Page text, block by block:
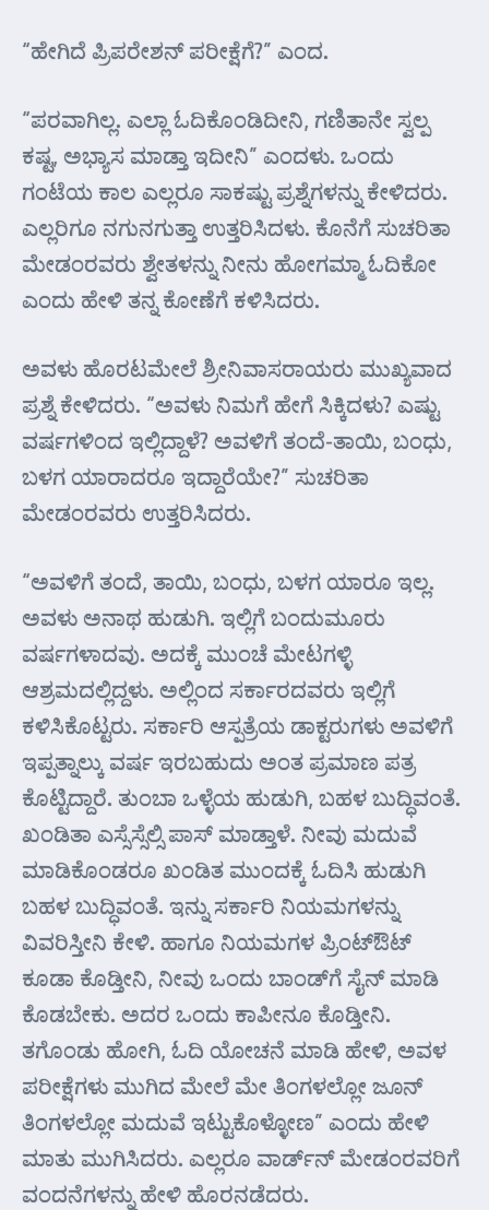
“ಹೇಗಿದೆ ಪ್ರಿಪರೇಶನ್ ಪರೀಕ್ಷೆಗೆ?” ಎಂದ.
“ಪರವಾಗಿಲ್ಲ. ಎಲ್ಲಾ ಓದಿಕೊಂಡಿದೀನಿ, ಗಣಿತಾನೇ ಸ್ವಲ್ಪ
ಕಷ್ಟ, ಅಭ್ಯಾಸ ಮಾಡ್ತಾ ಇದೀನಿ” ಎಂದಳು. ಒಂದು
ಗಂಟೆಯ ಕಾಲ ಎಲ್ಲರೂ ಸಾಕಷ್ಟು ಪ್ರಶ್ನೆಗಳನ್ನು ಕೇಳಿದರು.
ಎಲ್ಲರಿಗೂ ನಗುನಗುತ್ತಾ ಉತ್ತರಿಸಿದಳು. ಕೊನೆಗೆ ಸುಚರಿತಾ
ಮೇಡಂರವರು ಶ್ವೇತಳನ್ನು ನೀನು ಹೋಗಮ್ಮಾ ಓದಿಕೋ
ಎಂದು ಹೇಳಿ ತನ್ನ ಕೋಣೆಗೆ ಕಳಿಸಿದರು.
ಅವಳು ಹೊರಟಮೇಲೆ ಶ್ರೀನಿವಾಸರಾಯರು ಮುಖ್ಯವಾದ
ಪ್ರಶ್ನೆ ಕೇಳಿದರು. “ಅವಳು ನಿಮಗೆ ಹೇಗೆ ಸಿಕ್ಕಿದಳು? ಎಷ್ಟು
ವರ್ಷಗಳಿಂದ ಇಲ್ಲಿದ್ದಾಳೆ? ಅವಳಿಗೆ ತಂದೆ-ತಾಯಿ, ಬಂಧು,
ಬಳಗ ಯಾರಾದರೂ ಇದ್ದಾರೆಯೇ?” ಸುಚರಿತಾ
ಮೇಡಂರವರು ಉತ್ತರಿಸಿದರು.
“ಅವಳಿಗೆ ತಂದೆ, ತಾಯಿ, ಬಂಧು, ಬಳಗ ಯಾರೂ ಇಲ್ಲ.
ಅವಳು ಅನಾಥ ಹುಡುಗಿ. ಇಲ್ಲಿಗೆ ಬಂದುಮೂರು
ವರ್ಷಗಳಾದವು. ಅದಕ್ಕೆ ಮುಂಚೆ ಮೇಟಗಳ್ಳಿ
ಆಶ್ರಮದಲ್ಲಿದ್ದಳು. ಅಲ್ಲಿಂದ ಸರ್ಕಾರದವರು ಇಲ್ಲಿಗೆ
ಕಳಿಸಿಕೊಟ್ಟರು. ಸರ್ಕಾರಿ ಆಸ್ಪತ್ರೆಯ ಡಾಕ್ಟರುಗಳು ಅವಳಿಗೆ
ಇಪ್ಪತ್ನಾಲ್ಕು ವರ್ಷ ಇರಬಹುದು ಅಂತ ಪ್ರಮಾಣ ಪತ್ರ
ಕೊಟ್ಟಿದ್ದಾರೆ. ತುಂಬಾ ಒಳ್ಳೆಯ ಹುಡುಗಿ, ಬಹಳ ಬುದ್ಧಿವಂತೆ.
ಖಂಡಿತಾ ಎಸ್ಸೆಸ್ಸೆಲ್ಸಿ ಪಾಸ್ ಮಾಡ್ತಾಳೆ. ನೀವು ಮದುವೆ
ಮಾಡಿಕೊಂಡರೂ ಖಂಡಿತ ಮುಂದಕ್ಕೆ ಓದಿಸಿ ಹುಡುಗಿ
ಬಹಳ ಬುದ್ಧಿವಂತೆ. ಇನ್ನು ಸರ್ಕಾರಿ ನಿಯಮಗಳನ್ನು
ವಿವರಿಸ್ತೀನಿ ಕೇಳಿ. ಹಾಗೂ ನಿಯಮಗಳ ಪ್ರಿಂಟ್‌ಔಟ್
ಕೂಡಾ ಕೊಡ್ತೀನಿ, ನೀವು ಒಂದು ಬಾಂಡ್‌ಗೆ ಸೈನ್ ಮಾಡಿ
ಕೊಡಬೇಕು. ಅದರ ಒಂದು ಕಾಪೀನೂ ಕೊಡ್ತೀನಿ.
ತಗೊಂಡು ಹೋಗಿ, ಓದಿ ಯೋಚನೆ ಮಾಡಿ ಹೇಳಿ, ಅವಳ
ಪರೀಕ್ಷೆಗಳು ಮುಗಿದ ಮೇಲೆ ಮೇ ತಿಂಗಳಲ್ಲೋ ಜೂನ್
ತಿಂಗಳಲ್ಲೋ ಮದುವೆ ಇಟ್ಟುಕೊಳ್ಳೋಣ” ಎಂದು ಹೇಳಿ
ಮಾತು ಮುಗಿಸಿದರು. ಎಲ್ಲರೂ ವಾರ್ಡ್‌ನ್ ಮೇಡಂರವರಿಗೆ
ವಂದನೆಗಳನ್ನು ಹೇಳಿ ಹೊರನಡೆದರು.